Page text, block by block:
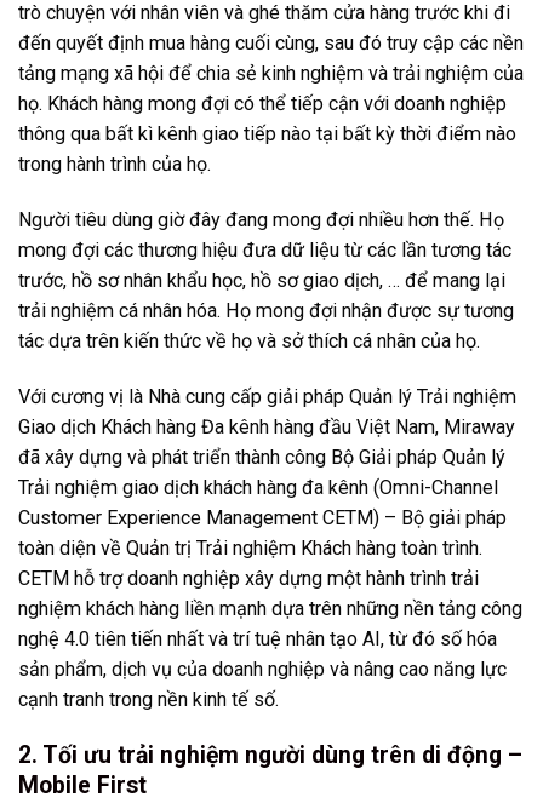
trò chuyện với nhân viên và ghé thăm cửa hàng trước khi đi
đến quyết định mua hàng cuối cùng, sau đó truy cập các nền
tảng mạng xã hội để chia sẻ kinh nghiệm và trải nghiệm của
họ. Khách hàng mong đợi có thể tiếp cận với doanh nghiệp
thông qua bất kì kênh giao tiếp nào tại bất kỳ thời điểm nào
trong hành trình của họ.
Người tiêu dùng giờ đây đang mong đợi nhiều hơn thế. Họ
mong đợi các thương hiệu đưa dữ liệu từ các lần tương tác
trước, hồ sơ nhân khẩu học, hồ sơ giao dịch, … để mang lại
trải nghiệm cá nhân hóa. Họ mong đợi nhận được sự tương
tác dựa trên kiến ​​thức về họ và sở thích cá nhân của họ.
Với cương vị là Nhà cung cấp giải pháp Quản lý Trải nghiệm
Giao dịch Khách hàng Đa kênh hàng đầu Việt Nam, Miraway
đã xây dựng và phát triển thành công Bộ Giải pháp Quản lý
Trải nghiệm giao dịch khách hàng đa kênh (Omni-Channel
Customer Experience Management CETM) – Bộ giải pháp
toàn diện về Quản trị Trải nghiệm Khách hàng toàn trình.
CETM hỗ trợ doanh nghiệp xây dựng một hành trình trải
nghiệm khách hàng liền mạnh dựa trên những nền tảng công
nghệ 4.0 tiên tiến nhất và trí tuệ nhân tạo AI, từ đó số hóa
sản phẩm, dịch vụ của doanh nghiệp và nâng cao năng lực
cạnh tranh trong nền kinh tế số.
2. Tối ưu trải nghiệm người dùng trên di động –
Mobile First